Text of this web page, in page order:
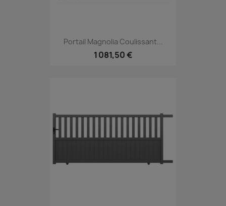
Portail Magnolia Coulissant...
1 081,50 €